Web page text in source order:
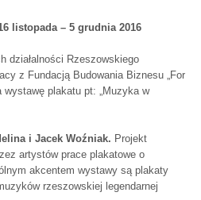
listopada – 5 grudnia 2016
działalności Rzeszowskiego
z Fundacją Budowania Biznesu „For
wystawę plakatu pt: „Muzyka w
i Jacek Woźniak. Projekt
artystów prace plakatowe o
akcentem wystawy są plakaty
rzeszowskiej legendarnej